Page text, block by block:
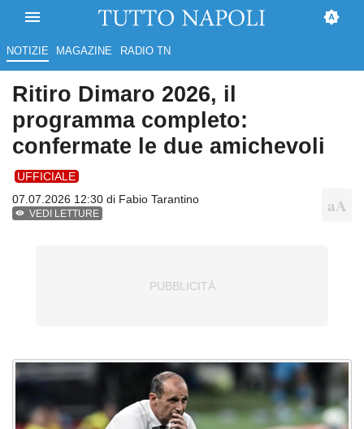
NOTIZIE MAGAZINE RADIO TN
Ritiro Dimaro 2026, il
programma completo:
confermate le due amichevoli
UFFICIALE
07.07.2026 12:30 di Fabio Tarantino
VEDI LETTURE